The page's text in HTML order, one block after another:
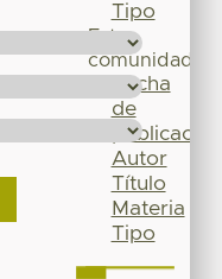
Tipo
Esta
comunidad
Fecha
de
publicación
Autor
Título
Materia
Tipo